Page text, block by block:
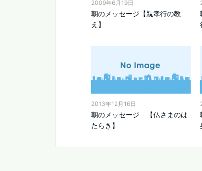
2009年6月19日
朝のメッセージ【親孝行の教
え】
2013年12月16日
朝のメッセージ 【仏さまのは
たらき】